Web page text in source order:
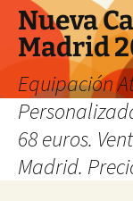
Nueva
Madrid
Equipación
68 euros.
Madrid.